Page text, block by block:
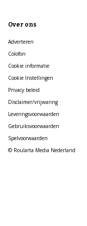
Over ons
Adverteren
Colofon
Cookie informatie
Cookie Instellingen
Privacy beleid
Disclaimer/vrijwaring
Leveringsvoorwaarden
Gebruiksvoorwaarden
Spelvoorwaarden
© Roularta Media Nederland